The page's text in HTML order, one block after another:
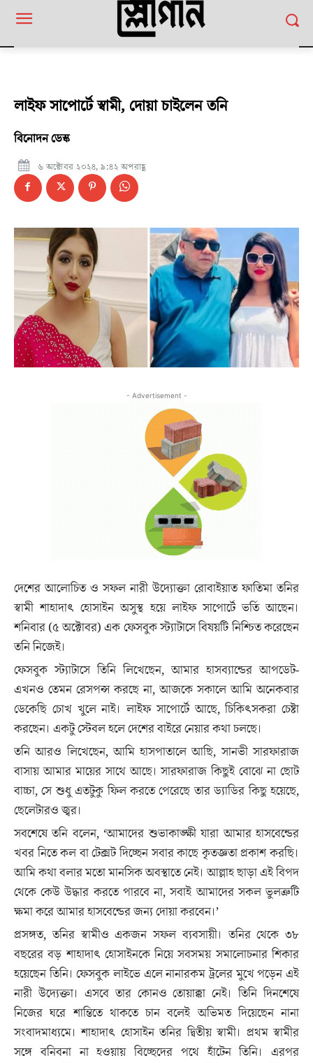
লাইফ সাপোর্টে স্বামী, দোয়া চাইলেন তনি
বিনোদন ডেস্ক
৬ অক্টোবর ২০২৪, ৯:৪২ অপরাহ্ণ
- Advertisement -
দেশের আলোচিত ও সফল নারী উদ্যোক্তা রোবাইয়াত ফাতিমা তনির
স্বামী শাহাদাৎ হোসাইন অসুস্থ হয়ে লাইফ সাপোর্টে ভর্তি আছেন।
শনিবার (৫ অক্টোবর) এক ফেসবুক স্ট্যাটাসে বিষয়টি নিশ্চিত করেছেন
তনি নিজেই।
ফেসবুক স্ট্যাটাসে তিনি লিখেছেন, আমার হাসব্যান্ডের আপডেট-
এখনও তেমন রেসপন্স করছে না, আজকে সকালে আমি অনেকবার
ডেকেছি চোখ খুলে নাই। লাইফ সাপোর্টে আছে, চিকিৎসকরা চেষ্টা
করছেন। একটু স্টেবল হলে দেশের বাইরে নেয়ার কথা চলছে।
তনি আরও লিখেছেন, আমি হাসপাতালে আছি, সানভী সারফারাজ
বাসায় আমার মায়ের সাথে আছে। সারফারাজ কিছুই বোঝে না ছোট
বাচ্চা, সে শুধু এতটুকু ফিল করতে পেরেছে তার ড্যাডির কিছু হয়েছে,
ছেলেটারও জ্বর।
সবশেষে তনি বলেন, ‘আমাদের শুভাকাঙ্ক্ষী যারা আমার হাসবেন্ডের
খবর নিতে কল বা টেক্সট দিচ্ছেন সবার কাছে কৃতজ্ঞতা প্রকাশ করছি।
আমি কথা বলার মতো মানসিক অবস্থাতে নেই। আল্লাহ ছাড়া এই বিপদ
থেকে কেউ উদ্ধার করতে পারবে না, সবাই আমাদের সকল ভুলত্রুটি
ক্ষমা করে আমার হাসবেন্ডের জন্য দোয়া করবেন।’
প্রসঙ্গত, তনির স্বামীও একজন সফল ব্যবসায়ী। তনির থেকে ৩৮
বছরের বড় শাহাদাৎ হোসাইনকে নিয়ে সবসময় সমালোচনার শিকার
হয়েছেন তিনি। ফেসবুক লাইভে এলে নানারকম ট্রলের মুখে পড়েন এই
নারী উদ্যেক্তা। এসবে তার কোনও তোয়াক্কা নেই। তিনি দিনশেষে
নিজের ঘরে শান্তিতে থাকতে চান বলেই অভিমত দিয়েছেন নানা
সংবাদমাধ্যমে। শাহাদাৎ হোসাইন তনির দ্বিতীয় স্বামী। প্রথম স্বামীর
সঙ্গে বনিবনা না হওয়ায় বিচ্ছেদের পথে হাঁটেন তিনি। এরপর